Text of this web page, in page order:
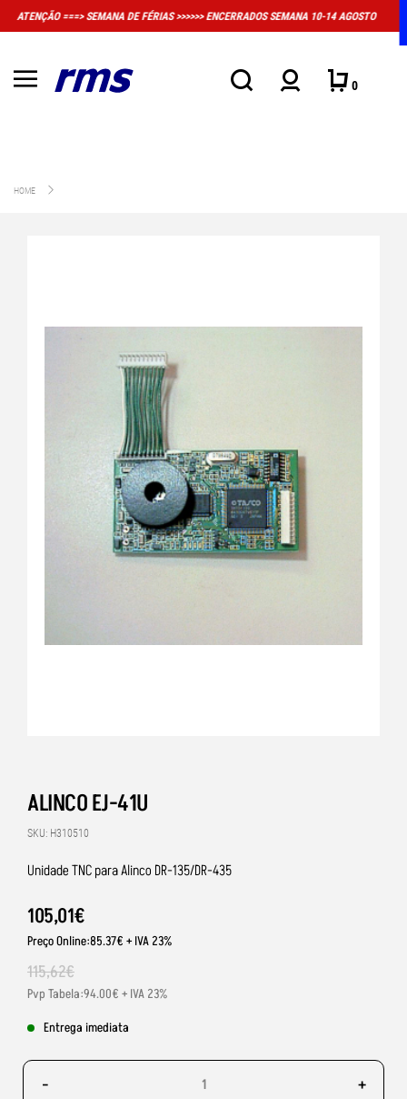
SEMANA 10-14 AGOSTO
MUITO IMPORTANTE: A LOJA FÍSICA EM
CONVENCIONAL DE
0
HOME
ALINCO EJ-41U
SKU: H310510
Unidade TNC para Alinco DR-135/DR-435
105,01€
Preço Online:85.37€ + IVA 23%
115,62€
Pvp Tabela:94.00€ + IVA 23%
Entrega imediata
- +